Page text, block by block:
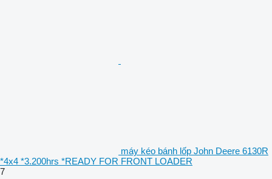
máy kéo bánh lốp John Deere 6130R
*4x4 *3.200hrs *READY FOR FRONT LOADER
7